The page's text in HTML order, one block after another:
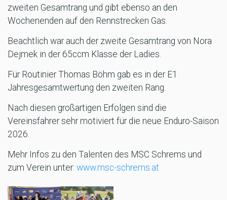
zweiten Gesamtrang und gibt ebenso an den
Wochenenden auf den Rennstrecken Gas.
Beachtlich war auch der zweite Gesamtrang von Nora
Dejmek in der 65ccm Klasse der Ladies.
Für Routinier Thomas Böhm gab es in der E1
Jahresgesamtwertung den zweiten Rang.
Nach diesen großartigen Erfolgen sind die
Vereinsfahrer sehr motiviert für die neue Enduro-Saison
2026.
Mehr Infos zu den Talenten des MSC Schrems und
zum Verein unter: www.msc-schrems.at